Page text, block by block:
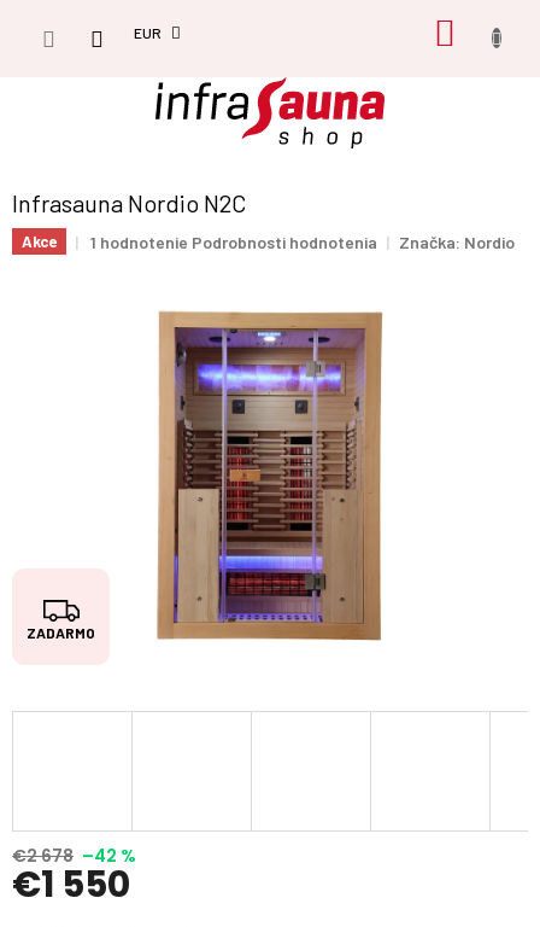
EUR
Infrasauna Nordio N2C
Akce
Priemerné
1 hodnotenie Podrobnosti hodnotenia Značka: Nordio
Z
A
A
O
ZADARMO
€2 678 –42 %
€1 550